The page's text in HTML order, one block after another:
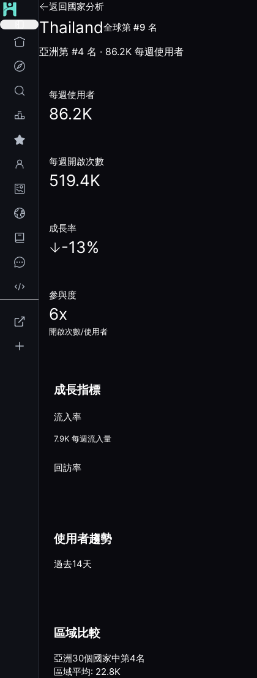
返回國家分析
Thailand全球第 #9 名
亞洲第 #4 名 · 86.2K 每週使用者
每週使用者
86.2K
每週開啟次數
519.4K
成長率
-13%
參與度
6x
開啟次數/使用者
成長指標
流入率
7.9K 每週流入量
回訪率
使用者趨勢
過去14天
區域比較
亞洲30個國家中第4名
區域平均: 22.8K